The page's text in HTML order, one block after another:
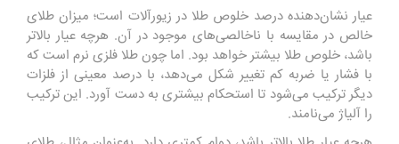
عیار نشان‌دهنده درصد خلوص طلا در زیورآلات است؛ میزان طلای
خالص در مقایسه با ناخالصی‌های موجود در آن. هرچه عیار بالاتر
باشد، خلوص طلا بیشتر خواهد بود. اما چون طلا فلزی نرم است که
با فشار یا ضربه کم تغییر شکل می‌دهد، با درصد معینی از فلزات
دیگر ترکیب می‌شود تا استحکام بیشتری به دست آورد. این ترکیب
را آلیاژ می‌نامند.